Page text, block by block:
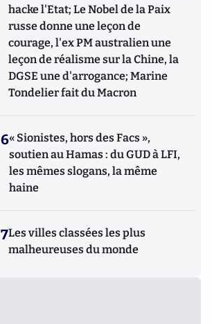
hacke l'Etat; Le Nobel de la Paix
russe donne une leçon de
courage, l'ex PM australien une
leçon de réalisme sur la Chine, la
DGSE une d'arrogance; Marine
Tondelier fait du Macron
6« Sionistes, hors des Facs »,
soutien au Hamas : du GUD à LFI,
les mêmes slogans, la même
haine
7Les villes classées les plus
malheureuses du monde